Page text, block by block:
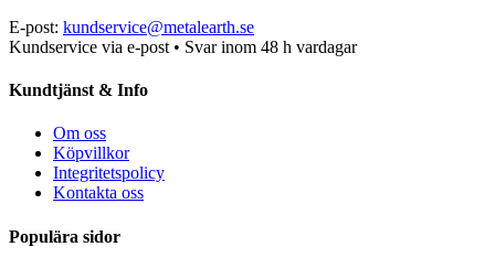
E-post: kundservice@metalearth.se
Kundservice via e-post • Svar inom 48 h vardagar
Kundtjänst & Info
Om oss
Köpvillkor
Integritetspolicy
Kontakta oss
Populära sidor